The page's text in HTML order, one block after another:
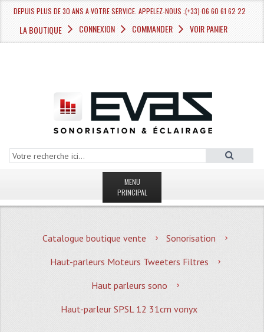
DEPUIS PLUS DE 30 ANS A VOTRE SERVICE. APPELEZ-NOUS :(+33) 06 60 61 62 22
LA BOUTIQUE CONNEXION COMMANDER VOIR PANIER
MENU
PRINCIPAL
MAGASIN
Quoi De Neuf?
Promotions
Plan Acces, Horaires.
Catalogue boutique vente
Sonorisation
Haut-parleurs Moteurs Tweeters Filtres
Haut parleurs sono
Haut-parleur SPSL 12 31cm vonyx